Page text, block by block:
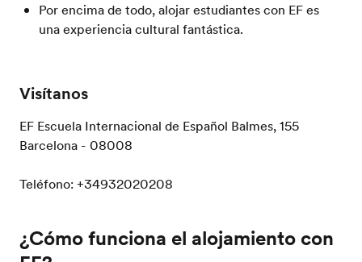
Por encima de todo, alojar estudiantes con EF es
una experiencia cultural fantástica.
Visítanos
EF Escuela Internacional de Español Balmes, 155
Barcelona - 08008
Teléfono: +34932020208
¿Cómo funciona el alojamiento con